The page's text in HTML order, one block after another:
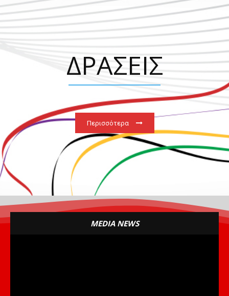
ΔΡΑΣΕΙΣ
Περισσότερα
MEDIA NEWS